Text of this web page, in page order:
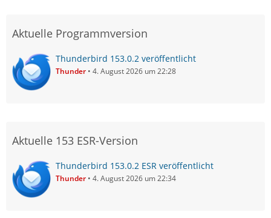
Aktuelle Programmversion
Thunderbird 153.0.2 veröffentlicht
Thunder 4. August 2026 um 22:28
Aktuelle 153 ESR-Version
Thunderbird 153.0.2 ESR veröffentlicht
Thunder 4. August 2026 um 22:34